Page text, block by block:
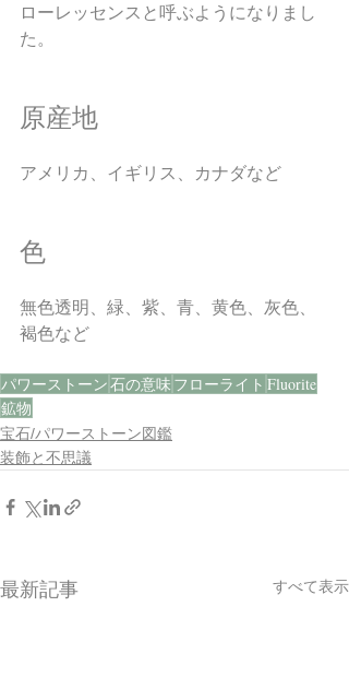
ローレッセンスと呼ぶようになりまし
た。
原産地
アメリカ、イギリス、カナダなど
色
無色透明、緑、紫、青、黄色、灰色、
褐色など
パワーストーン石の意味 フローライト Fluorite
鉱物
宝石/パワーストーン図鑑
装飾と不思議
最新記事 すべて表示